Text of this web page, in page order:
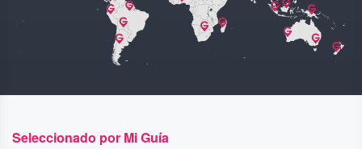
Seleccionado por Mi Guía